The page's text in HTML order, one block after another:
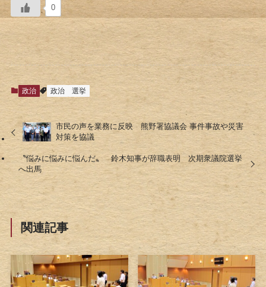
0
政治 政治 選挙
市民の声を業務に反映 熊野署協議会 事件事故や災害
対策を協議
〝悩みに悩みに悩んだ〟 鈴木知事が辞職表明 次期衆議院選挙
へ出馬
関連記事